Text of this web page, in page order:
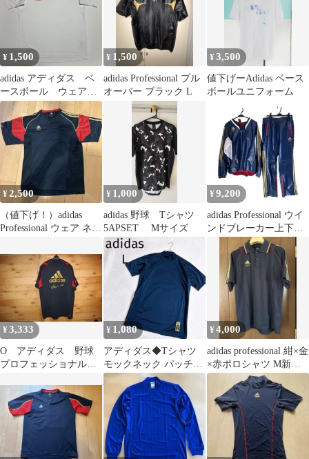
¥ 1,500
adidas アディダス ベ
ースボール ウェア
メンズ O（LL）サイ
ズ
¥ 1,500
adidas Professional プル
オーバー ブラック L
¥3,500
値下げーAdidas ベース
ボールユニフォーム
¥2,500
（値下げ！）adidas
Professional ウェア ネイ
¥ 1,000
adidas 野球 Tシャツ
5APSET Mサイズ
¥ 9,200
adidas Professional ウイ
ンドブレーカー上下
（サイズ違い）
¥3,333
O アディダス 野球
プロフェッショナル
¥ 1,080
アディダス◆Tシャツ
モックネック パッチ付
きトレーニング 紺 L
2475
¥4,000
adidas professional 紺×金
×赤ポロシャツ M新品
未使用品